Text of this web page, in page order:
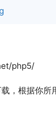
php5/
，根据你所